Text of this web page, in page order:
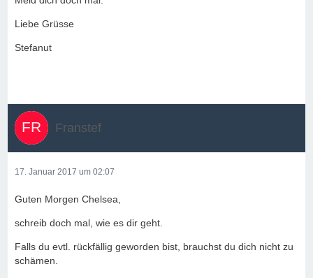
Liebe Grüsse
Stefanut
Franstef
17. Januar 2017 um 02:07
Guten Morgen Chelsea,
schreib doch mal, wie es dir geht.
Falls du evtl. rückfällig geworden bist, brauchst du dich nicht zu
schämen.